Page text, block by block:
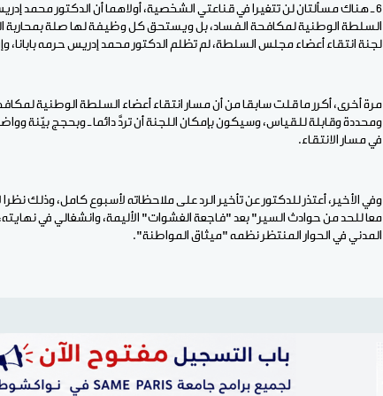
6 ـ هناك مسألتان لن تتغيرا في قناعتي الشخصية، أولاهما أن الدكتور محمد
السلطة الوطنية لمكافحة الفساد، بل ويستحق كل وظيفة لها صلة بمحاربة
لجنة انتقاء أعضاء مجلس السلطة، لم تظلم الدكتور محمد إدريس حرمه
مرة أخرى، أكرر ما قلت سابقا من أن مسار انتقاء أعضاء السلطة الوطنية
ومحددة وقابلة للقياس، وسيكون بإمكان اللجنة أن تردَّ دائما ـ وبحجج بيّنة
في مسار الانتقاء.
وفي الأخير، أعتذر للدكتور عن تأخير الرد على ملاحظاته لأسبوع كامل، وذلك
معا للحد من حوادث السير" بعد "فاجعة الغشوات" الأليمة، وانشغالي في
المدني في الحوار المنتظر نظمه "ميثاق المواطنة".